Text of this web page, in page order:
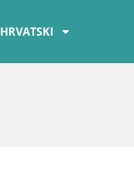
HRVATSKI